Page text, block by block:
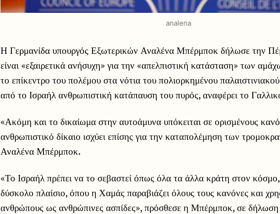
analena
Η Γερμανίδα υπουργός Εξωτερικών Αναλένα Μπέρμποκ δήλωσε την
είναι «εξαιρετικά ανήσυχη» για την «απελπιστική κατάσταση» των
το επίκεντρο του πολέμου στα νότια του πολιορκημένου
από το Ισραήλ ανθρωπιστική κατάπαυση του πυρός, αναφέρει το
«Ακόμη και το δικαίωμα στην αυτοάμυνα υπόκειται σε ορισμένους
ανθρωπιστικό δίκαιο ισχύει επίσης για την καταπολέμηση των
Αναλένα Μπέρμποκ.
«Το Ισραήλ πρέπει να το σεβαστεί όπως όλα τα άλλα κράτη στον
δύσκολο πλαίσιο, όπου η Χαμάς παραβιάζει όλους τους κανόνες και
ανθρώπους ως ανθρώπινες ασπίδες», πρόσθεσε η Μπέρμποκ, σε δήλωση